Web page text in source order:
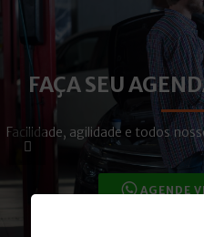
FAÇA SEU
Facilidade, agilidade e todos
AGENDE